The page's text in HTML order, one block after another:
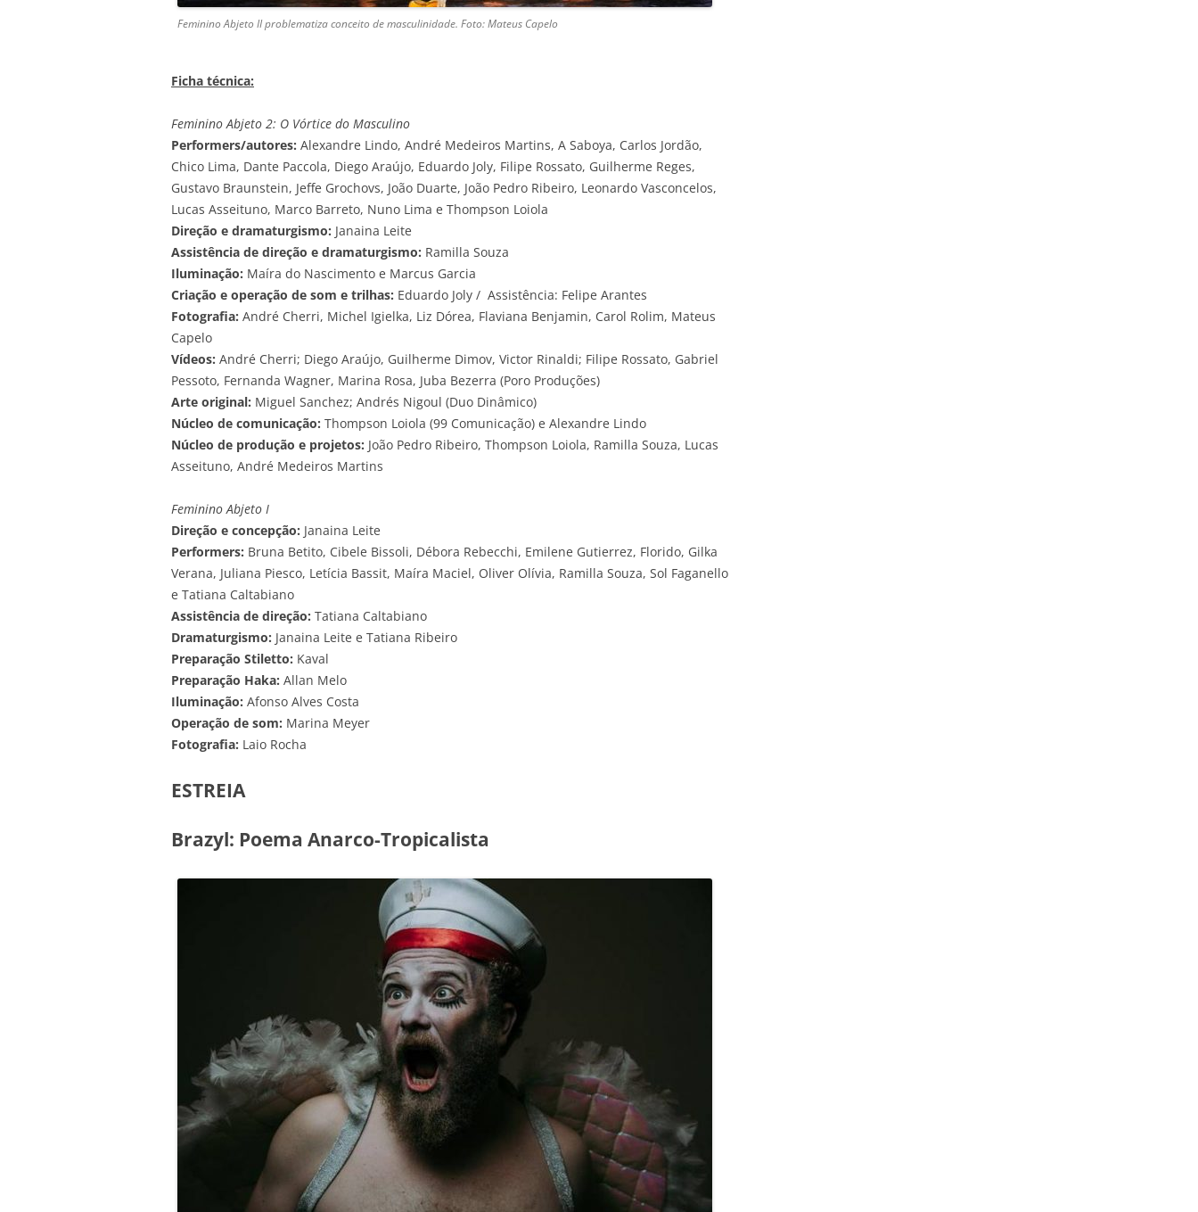
Feminino Abjeto II problematiza conceito de masculinidade. Foto: Mateus Capelo
Ficha técnica:
Feminino Abjeto 2: O Vórtice do Masculino
Performers/autores: Alexandre Lindo, André Medeiros Martins, A Saboya, Carlos Jordão,
Chico Lima, Dante Paccola, Diego Araújo, Eduardo Joly, Filipe Rossato, Guilherme Reges,
Gustavo Braunstein, Jeffe Grochovs, João Duarte, João Pedro Ribeiro, Leonardo Vasconcelos,
Lucas Asseituno, Marco Barreto, Nuno Lima e Thompson Loiola
Direção e dramaturgismo: Janaina Leite
Assistência de direção e dramaturgismo: Ramilla Souza
Iluminação: Maíra do Nascimento e Marcus Garcia
Criação e operação de som e trilhas: Eduardo Joly / Assistência: Felipe Arantes
Fotografia: André Cherri, Michel Igielka, Liz Dórea, Flaviana Benjamin, Carol Rolim, Mateus
Capelo
Vídeos: André Cherri; Diego Araújo, Guilherme Dimov, Victor Rinaldi; Filipe Rossato, Gabriel
Pessoto, Fernanda Wagner, Marina Rosa, Juba Bezerra (Poro Produções)
Arte original: Miguel Sanchez; Andrés Nigoul (Duo Dinâmico)
Núcleo de comunicação: Thompson Loiola (99 Comunicação) e Alexandre Lindo
Núcleo de produção e projetos: João Pedro Ribeiro, Thompson Loiola, Ramilla Souza, Lucas
Asseituno, André Medeiros Martins
Feminino Abjeto I
Direção e concepção: Janaina Leite
Performers: Bruna Betito, Cibele Bissoli, Débora Rebecchi, Emilene Gutierrez, Florido, Gilka
Verana, Juliana Piesco, Letícia Bassit, Maíra Maciel, Oliver Olívia, Ramilla Souza, Sol Faganello
e Tatiana Caltabiano
Assistência de direção: Tatiana Caltabiano
Dramaturgismo: Janaina Leite e Tatiana Ribeiro
Preparação Stiletto: Kaval
Preparação Haka: Allan Melo
Iluminação: Afonso Alves Costa
Operação de som: Marina Meyer
Fotografia: Laio Rocha
ESTREIA
Brazyl: Poema Anarco-Tropicalista